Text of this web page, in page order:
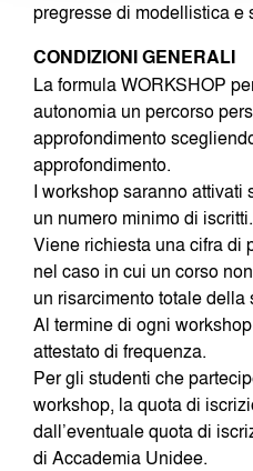
pregresse di modellistica e
CONDIZIONI GENERALI
La formula WORKSHOP
autonomia un percorso
approfondimento
approfondimento.
I workshop saranno attivati
un numero minimo di iscritti.
Viene richiesta una cifra di
nel caso in cui un corso
un risarcimento totale della
Al termine di ogni
attestato di frequenza.
Per gli studenti che
workshop, la quota di
dall’eventuale quota di
di Accademia Unidee.